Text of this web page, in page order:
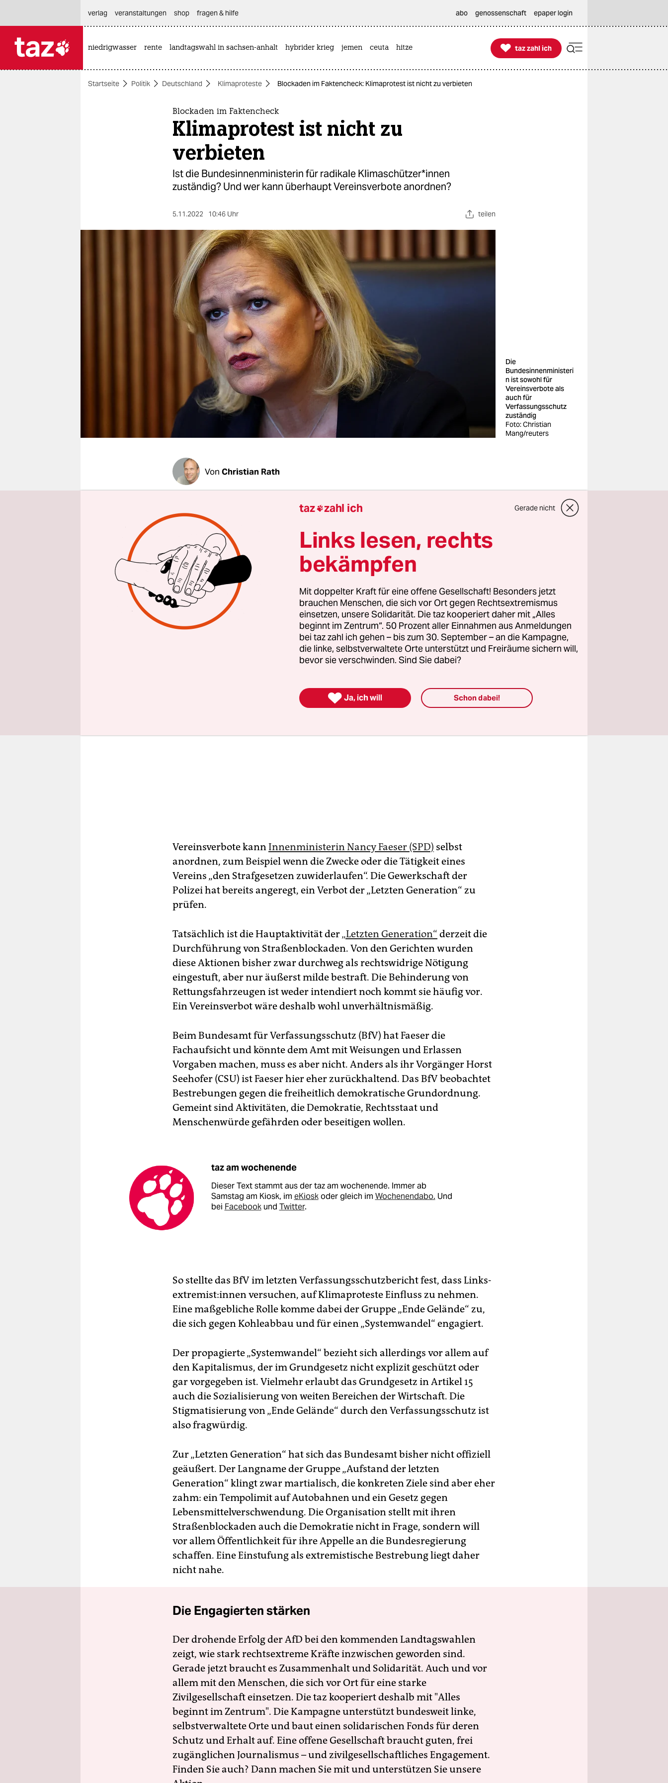
themen
verlag
veranstaltungen shop fragen & hilfe abo genossenschaft epaper login
niedrigwasser rente landtagswahl in sachsen-anhalt hybrider krieg jemen ceuta hitze 
taz zahl ich
taz zahl ich
Startseite Politik Deutschland Klimaproteste Blockaden im Faktencheck: Klimaprotest ist nicht zu verbieten
Blockaden im Faktencheck
Klimaprotest ist nicht zu
verbieten
Ist die Bundesinnenministerin für radikale Kli­ma­schüt­ze­r*in­nen
zuständig? Und wer kann überhaupt Vereinsverbote anordnen?
5.11.2022 10:46 Uhr teilen
Die
Bundesinnenministeri
n ist sowohl für
Vereinsverbote als
auch für
Verfassungsschutz
zuständig
Foto: Christian
Mang/reuters
Von Christian Rath
Anlässlich der Klimaschutz-Blockaden sagte Ex-Justizministerin Sabine
Leutheusser Schnarrenberger (FDP): „Teil der Aufgabenbeschreibung
einer Bundesinnenministerin ist es, jegliche radikale Gruppe auf dem
Schirm zu behalten.“ Stimmt das?
Richtig ist:
Das Bundesinnenministerium ist sowohl für Vereinsverbote als auch
für den Verfassungsschutz zuständig.
Vereinsverbote kannInnenministerin Nancy Faeser (SPD) selbst
anordnen, zum Beispiel wenn die Zwecke oder die Tätigkeit eines
Vereins „den Strafgesetzen zuwiderlaufen“. Die Gewerkschaft der
Polizei hat bereits angeregt, ein Verbot der „Letzten Generation“ zu
prüfen.
Tatsächlich ist die Hauptaktivität der„Letzten Generation“ derzeit die
Durchführung von Straßenblockaden. Von den Gerichten wurden
diese Aktionen bisher zwar durchweg als rechtswidrige Nötigung
eingestuft, aber nur äußerst milde bestraft. Die Behinderung von
Rettungsfahrzeugen ist weder intendiert noch kommt sie häufig vor.
Ein Vereinsverbot wäre deshalb wohl unverhältnismäßig.
Beim Bundesamt für Verfassungsschutz (BfV) hat Faeser die
Fachaufsicht und könnte dem Amt mit Weisungen und Erlassen
Vorgaben machen, muss es aber nicht. Anders als ihr Vorgänger Horst
Seehofer (CSU) ist Faeser hier eher zurückhaltend. Das BfV beobachtet
Bestrebungen gegen die freiheitlich demokratische Grundordnung.
Gemeint sind Aktivitäten, die Demokratie, Rechtsstaat und
Menschenwürde gefährden oder beseitigen wollen.
taz am wochenende
Dieser Text stammt aus der taz am wochenende. Immer ab
Samstag am Kiosk, im eKioskoder gleich im Wochenendabo. Und
bei Facebookund Twitter.
So stellte das BfV im letzten Verfassungsschutzbericht fest, dass Links­
ex­tre­mis­t:in­nen versuchen, auf Klimaproteste Einfluss zu nehmen.
Eine maßgebliche Rolle komme dabei der Gruppe „Ende Gelände“ zu,
die sich gegen Kohleabbau und für einen „Systemwandel“ engagiert.
Der propagierte „Systemwandel“ bezieht sich allerdings vor allem auf
den Kapitalismus, der im Grundgesetz nicht explizit geschützt oder
gar vorgegeben ist. Vielmehr erlaubt das Grundgesetz in Artikel 15
auch die Sozialisierung von weiten Bereichen der Wirtschaft. Die
Stigmatisierung von „Ende Gelände“ durch den Verfassungsschutz ist
also fragwürdig.
Zur „Letzten Generation“ hat sich das Bundesamt bisher nicht offiziell
geäußert. Der Langname der Gruppe „Aufstand der letzten
Generation“ klingt zwar martialisch, die konkreten Ziele sind aber eher
zahm: ein Tempolimit auf Autobahnen und ein Gesetz gegen
Lebensmittelverschwendung. Die Organisation stellt mit ihren
Straßenblockaden auch die Demokratie nicht in Frage, sondern will
vor allem Öffentlichkeit für ihre Appelle an die Bundesregierung
schaffen. Eine Einstufung als extremistische Bestrebung liegt daher
nicht nahe.
Die Engagierten stärken
Der drohende Erfolg der AfD bei den kommenden Landtagswahlen
zeigt, wie stark rechtsextreme Kräfte inzwischen geworden sind.
Gerade jetzt braucht es Zusammenhalt und Solidarität. Auch und vor
allem mit den Menschen, die sich vor Ort für eine starke
Zivilgesellschaft einsetzen. Die taz kooperiert deshalb mit "Alles
beginnt im Zentrum". Die Kampagne unterstützt bundesweit linke,
selbstverwaltete Orte und baut einen solidarischen Fonds für deren
Schutz und Erhalt auf. Eine offene Gesellschaft braucht guten, frei
zugänglichen Journalismus – und zivilgesellschaftliches Engagement.
Finden Sie auch? Dann machen Sie mit und unterstützen Sie unsere
taz zahl ich Gerade nicht
Links lesen, rechts
bekämpfen
Mit doppelter Kraft für eine offene Gesellschaft! Besonders jetzt
brauchen Menschen, die sich vor Ort gegen Rechtsextremismus
einsetzen, unsere Solidarität. Die taz kooperiert daher mit „Alles
beginnt im Zentrum“. 50 Prozent aller Einnahmen aus Anmeldungen
bei taz zahl ich gehen – bis zum 30. September – an die Kampagne,
die linke, selbstverwaltete Orte unterstützt und Freiräume sichern will,
bevor sie verschwinden. Sind Sie dabei?
 Ja, ich will Schon dabei!